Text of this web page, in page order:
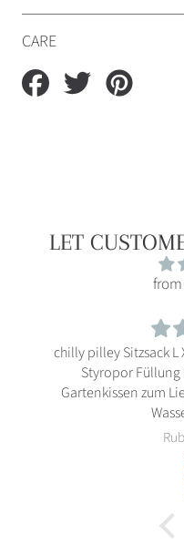
CARE
Auf
Facebook
Auf
Twitter
LET
Beanbag
Wasserdicht